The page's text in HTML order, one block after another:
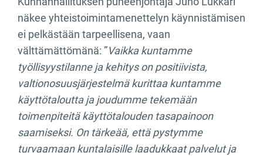
näkee yhteistoimintamenettelyn käynnistämisen
ei pelkästään tarpeellisena, vaan
välttämättömänä: ”Vaikka kuntamme
työllisyystilanne ja kehitys on positiivista,
valtionosuusjärjestelmä kurittaa kuntamme
käyttötaloutta ja joudumme tekemään
toimenpiteitä käyttötalouden tasapainoon
saamiseksi. On tärkeää, että pystymme
turvaamaan kuntalaisille laadukkaat palvelut ja